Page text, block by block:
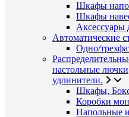
Шкафы
Шкафы
Аксессуары
Автоматические
Одно/
настольные
удлинители.
Шкафы,
Коробки
Напольные